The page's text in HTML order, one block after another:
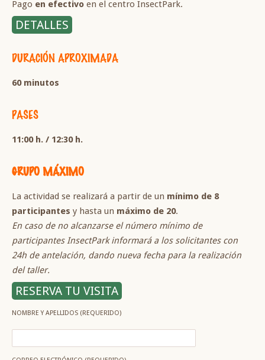
Pago en efectivo en el centro InsectPark.
DETALLES
DURACIÓN APROXIMADA
60 minutos
PASES
11:00 h. / 12:30 h.
GRUPO MÁXIMO
La actividad se realizará a partir de un mínimo de 8
participantes y hasta un máximo de 20.
En caso de no alcanzarse el número mínimo de
participantes InsectPark informará a los solicitantes con
24h de antelación, dando nueva fecha para la realización
del taller.
RESERVA TU VISITA
NOMBRE Y APELLIDOS (REQUERIDO)